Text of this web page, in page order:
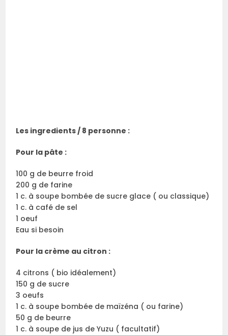
Les ingredients / 8 personne :
Pour la pâte :
100 g de beurre froid
200 g de farine
1 c. à soupe bombée de sucre glace ( ou classique)
1 c. à café de sel
1 oeuf
Eau si besoin
Pour la crème au citron :
4 citrons ( bio idéalement)
150 g de sucre
3 oeufs
1 c. à soupe bombée de maïzéna ( ou farine)
50 g de beurre
1 c. à soupe de jus de Yuzu ( facultatif)